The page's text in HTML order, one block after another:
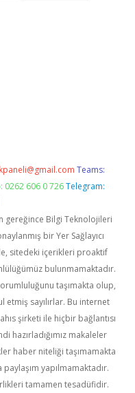
Teams:
0262 606 0 726 Telegram:
gereğince Bilgi Teknolojileri
bir Yer Sağlayıcı
sitedeki içerikleri proaktif
bulunmamaktadır.
taşımakta olup,
sayılırlar. Bu internet
şirketi ile hiçbir bağlantısı
hazırladığımız makaleler
haber niteliği taşımamakta
yapılmamaktadır.
tamamen tesadüfidir.